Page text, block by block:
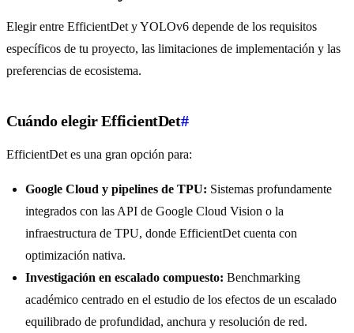
Elegir entre EfficientDet y YOLOv6 depende de los requisitos
específicos de tu proyecto, las limitaciones de implementación y las
preferencias de ecosistema.
Cuándo elegir EfficientDet#
EfficientDet es una gran opción para:
Google Cloud y pipelines de TPU: Sistemas profundamente
integrados con las API de Google Cloud Vision o la
infraestructura de TPU, donde EfficientDet cuenta con
optimización nativa.
Investigación en escalado compuesto: Benchmarking
académico centrado en el estudio de los efectos de un escalado
equilibrado de profundidad, anchura y resolución de red.